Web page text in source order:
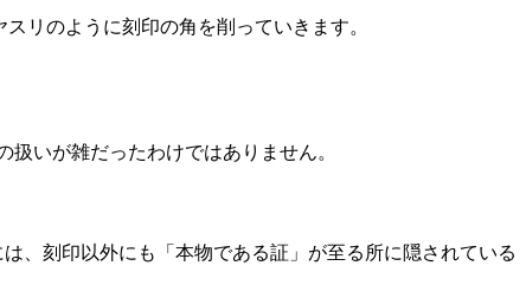
リのように刻印の角を削っていきます。
いが雑だったわけではありません。
、刻印以外にも「本物である証」が至る所に隠されている